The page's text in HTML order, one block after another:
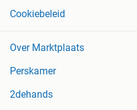
Cookiebeleid
Over Marktplaats
Perskamer
2dehands